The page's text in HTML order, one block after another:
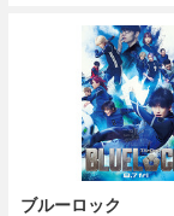
ブルーロック